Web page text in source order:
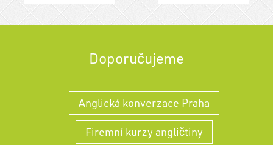
Doporučujeme
Anglická konverzace Praha
Firemní kurzy angličtiny